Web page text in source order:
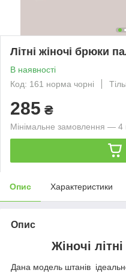
Літні жіночі брюки
В наявності
Код: 161 норма чорні
285 ₴
Мінімальне замовлення — 4
Опис Характеристики
Опис
Жіночі
Дана модель штанів